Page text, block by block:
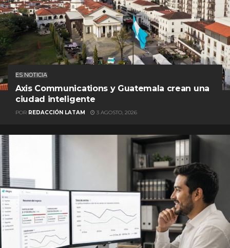
ES NOTICIA
Axis Communications y Guatemala crean una
ciudad inteligente
POR REDACCIÓN LATAM 3 AGOSTO, 2026